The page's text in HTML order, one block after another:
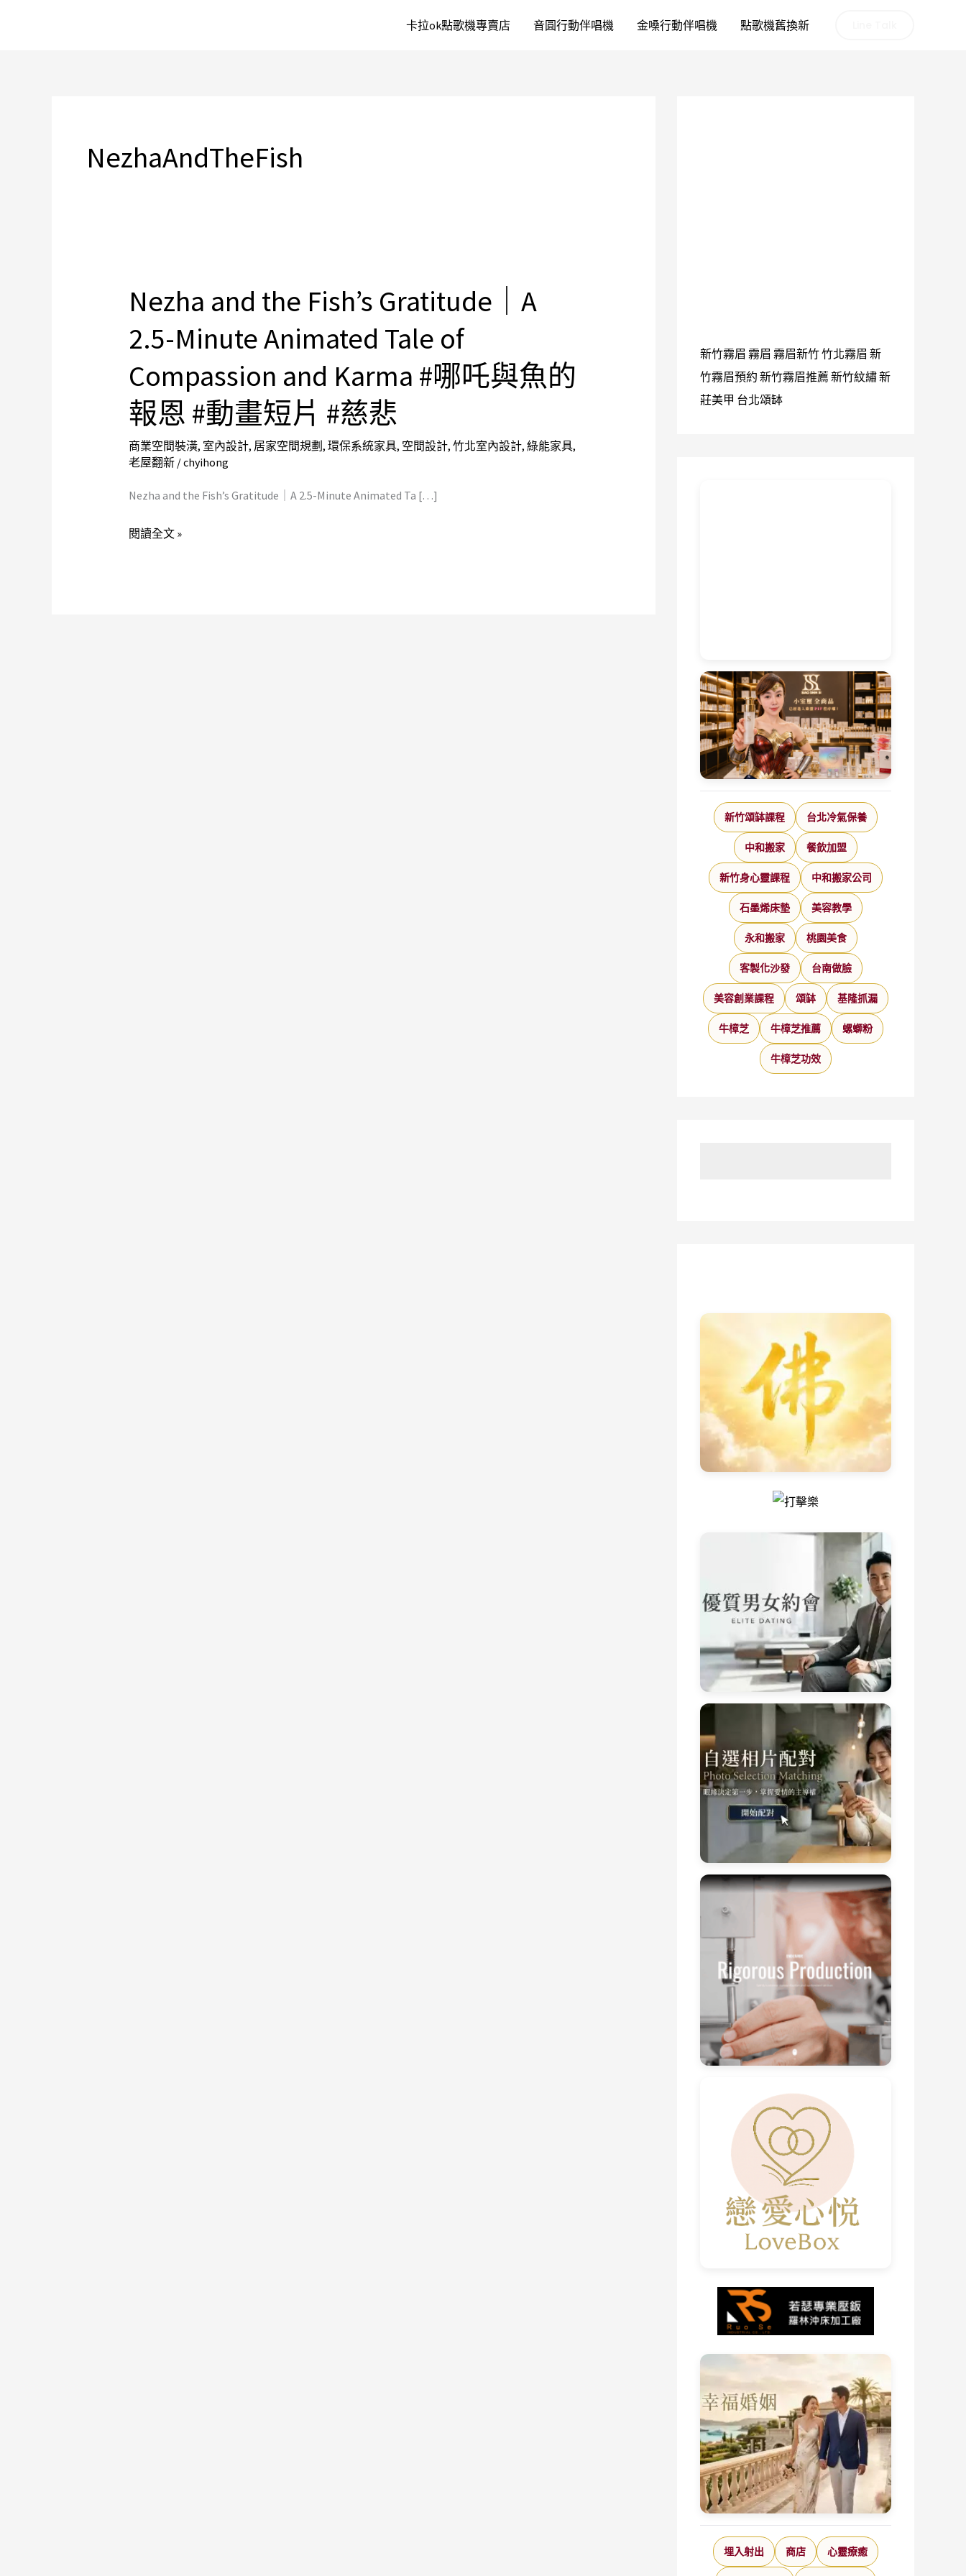
卡拉ok點歌機專賣店 音圓行動伴唱機 金嗓行動伴唱機 點歌機舊換新
NezhaAndTheFish
Nezha and the Fish’s Gratitude｜A
2.5-Minute Animated Tale of
Compassion and Karma #哪吒與魚的
報恩 #動畫短片 #慈悲
商業空間裝潢, 室內設計, 居家空間規劃 , 環保系統家具, 空間設計, 竹北室內設計, 綠能家具,
老屋翻新/chyihong
Nezha and the Fish’s Gratitude｜A 2.5-Minute Animated Ta […]
Nezha
and
the
Gratitude
｜
A
2.5-
Minute
Tale
Compassion
閱讀全文 »
新竹霧眉 霧眉 霧眉新竹竹北霧眉 新
竹霧眉預約 新竹霧眉推薦 新竹紋繡新
莊美甲 台北頌缽
新竹頌缽課程 台北冷氣保養
中和搬家 餐飲加盟
新竹身心靈課程 中和搬家公司
石墨烯床墊 美容教學
永和搬家 桃園美食
客製化沙發 台南做臉
美容創業課程 頌缽 基隆抓漏
牛樟芝 牛樟芝推薦 螺螄粉
牛樟芝功效
埋入射出 商店 心靈療癒